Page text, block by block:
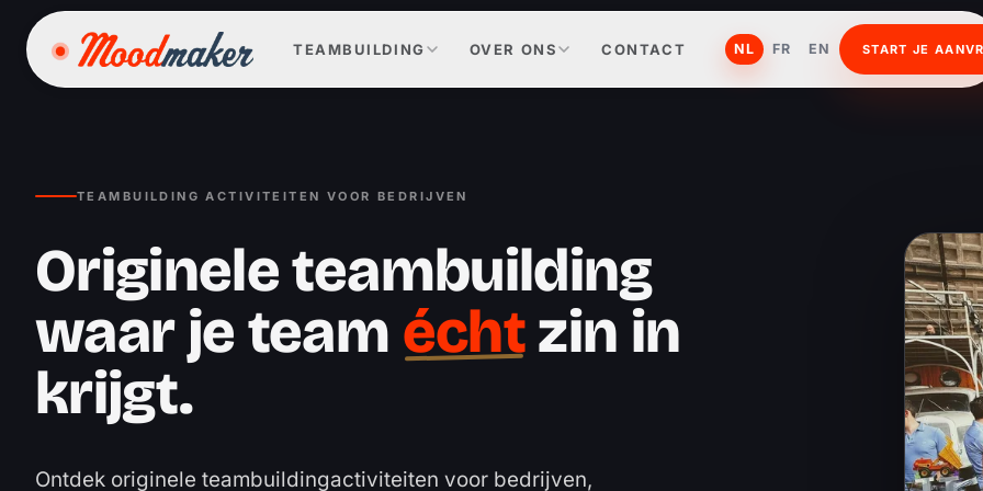
Ga naar inhoud
TEAMBUILDING OVER ONS CONTACT NL FR EN START JE
TEAMBUILDING ACTIVITEITEN VOOR BEDRIJVEN
Originele teambuilding
waar je team échtzin in
krijgt.
Ontdek originele teambuildingactiviteiten voor bedrijven,